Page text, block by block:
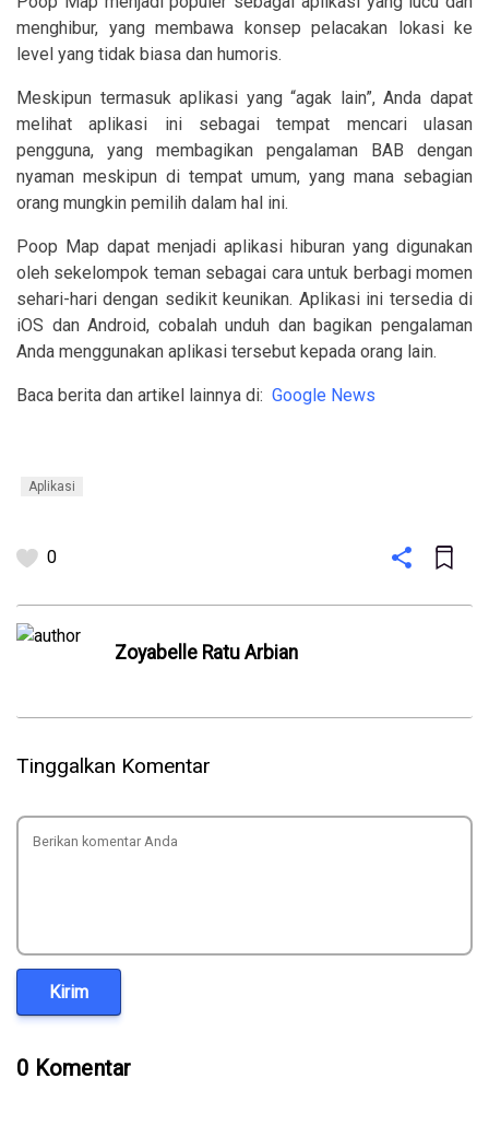
menghibur, yang membawa konsep pelacakan lokasi ke
level yang tidak biasa dan humoris.
Meskipun termasuk aplikasi yang “agak lain”, Anda dapat
melihat aplikasi ini sebagai tempat mencari ulasan
pengguna, yang membagikan pengalaman BAB dengan
nyaman meskipun di tempat umum, yang mana sebagian
orang mungkin pemilih dalam hal ini.
Poop Map dapat menjadi aplikasi hiburan yang digunakan
oleh sekelompok teman sebagai cara untuk berbagi momen
sehari-hari dengan sedikit keunikan. Aplikasi ini tersedia di
iOS dan Android, cobalah unduh dan bagikan pengalaman
Anda menggunakan aplikasi tersebut kepada orang lain.
Baca berita dan artikel lainnya di: Google News
Aplikasi
0
Zoyabelle Ratu Arbian
Tinggalkan Komentar
Kirim
0 Komentar